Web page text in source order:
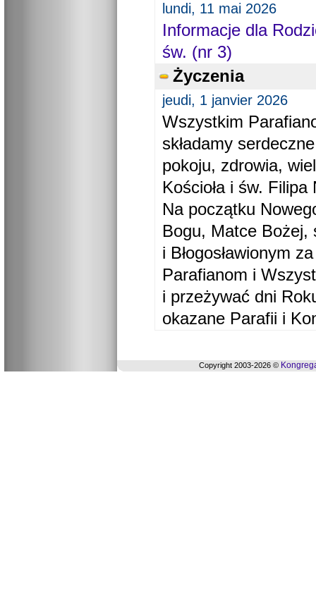
lundi, 11 mai 2026
Informacje dla
św. (nr 3)
Życzenia
jeudi, 1 janvier 2026
Wszystkim
składamy
pokoju, zdrowia,
Kościoła i św. Filipa
Na początku
Bogu, Matce Bożej,
i Błogosławionym
Parafianom i
i przeżywać dni
okazane Parafii i
Copyright 2003-2026 ©